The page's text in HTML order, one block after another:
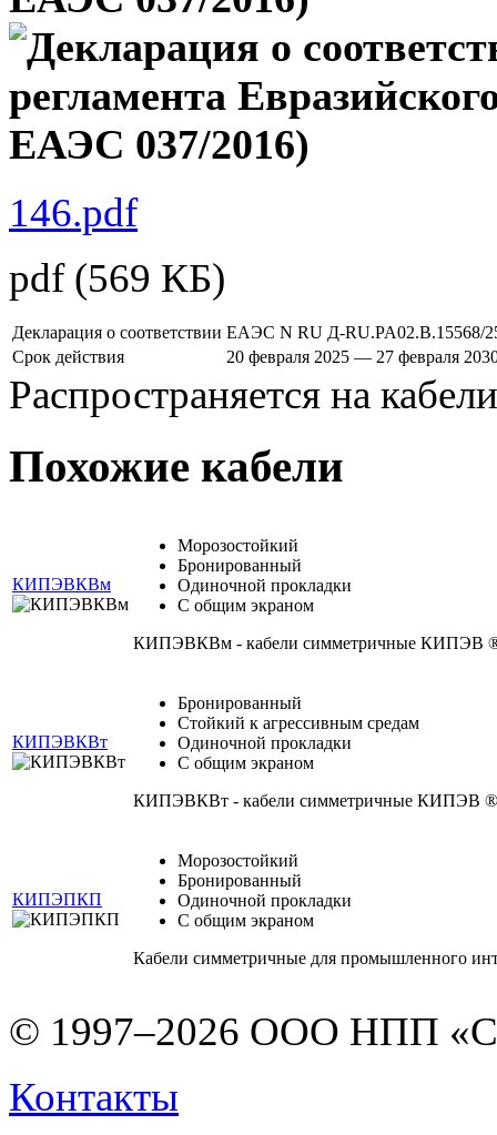
146.pdf
pdf(569 КБ)
Декларация о соответствии ЕАЭС N RU Д-RU.PA02.B.15568/
Срок действия
20 февраля 2025 — 27 февраля
Распространяется на
Похожие кабели
КИПЭВКВм
Морозостойкий
Бронированный
Одиночной прокладки
С общим экраном
КИПЭВКВм - кабели симметричные КИПЭВ ®
КИПЭВКВт
Бронированный
Стойкий к агрессивным средам
Одиночной прокладки
С общим экраном
КИПЭВКВт - кабели симметричные КИПЭВ ®
КИПЭПКП
Морозостойкий
Бронированный
Одиночной прокладки
С общим экраном
Кабели симметричные для промышленного
© 1997–2026 ООО НПП
Контакты